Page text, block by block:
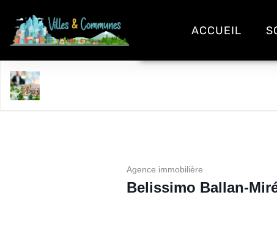
ACCUEIL
Agence immobilière
Belissimo Ballan-